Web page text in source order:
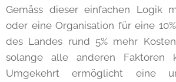
Gemäss dieser einfachen Logik
oder eine Organisation für eine
des Landes rund 5% mehr
solange alle anderen Faktoren
Umgekehrt ermöglicht eine